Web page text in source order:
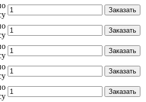
Заказать
Заказать
Заказать
Заказать
Заказать